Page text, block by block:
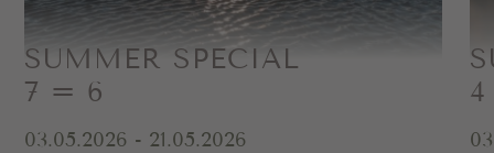
SUMMER SPECIAL
7 = 6
03.05.2026 - 21.05.2026